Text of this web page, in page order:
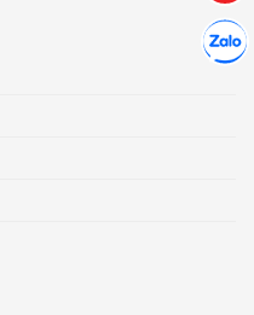
Chát